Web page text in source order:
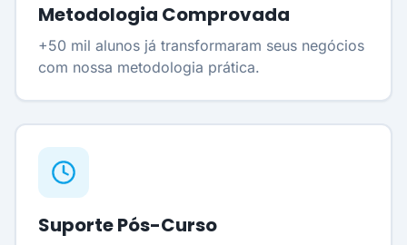
Metodologia Comprovada
+50 mil alunos já transformaram seus negócios
com nossa metodologia prática.
Suporte Pós-Curso